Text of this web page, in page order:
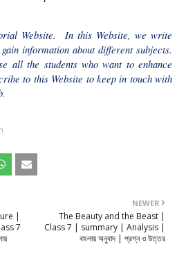
Website. In this Website, we write
information about different subjects.
all the students who want to enhance
to this Website to keep in touch with
NEWER
The Beauty and the Beast |
Class 7 | summary | Analysis |
বাংলায় অনুবাদ | প্রশ্ন ও উত্তর
|
7